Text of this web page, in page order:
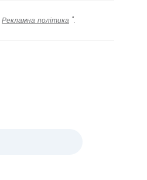
Рекламна політика ".